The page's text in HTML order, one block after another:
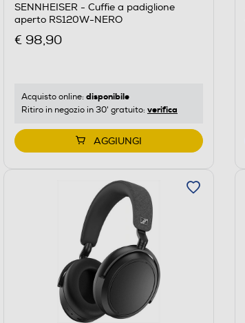
SENNHEISER - Cuffie a padiglione
aperto RS120W-NERO
€ 98,90
Acquisto online: disponibile
Ritiro in negozio in 30' gratuito: verifica
AGGIUNGI